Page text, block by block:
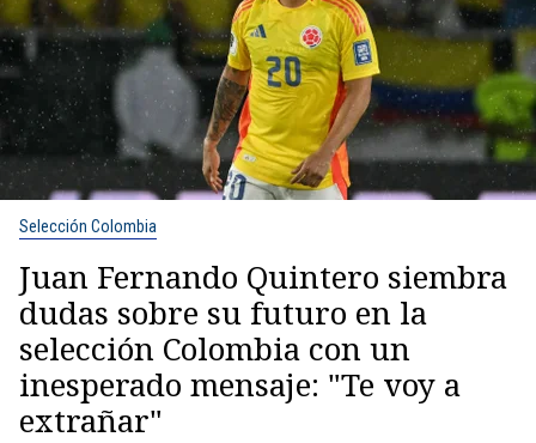
Selección Colombia
Juan Fernando Quintero siembra
dudas sobre su futuro en la
selección Colombia con un
inesperado mensaje: "Te voy a
extrañar"